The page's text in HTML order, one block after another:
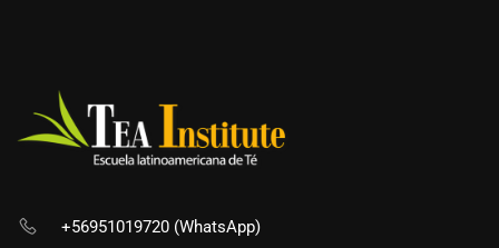
+56951019720 (WhatsApp)